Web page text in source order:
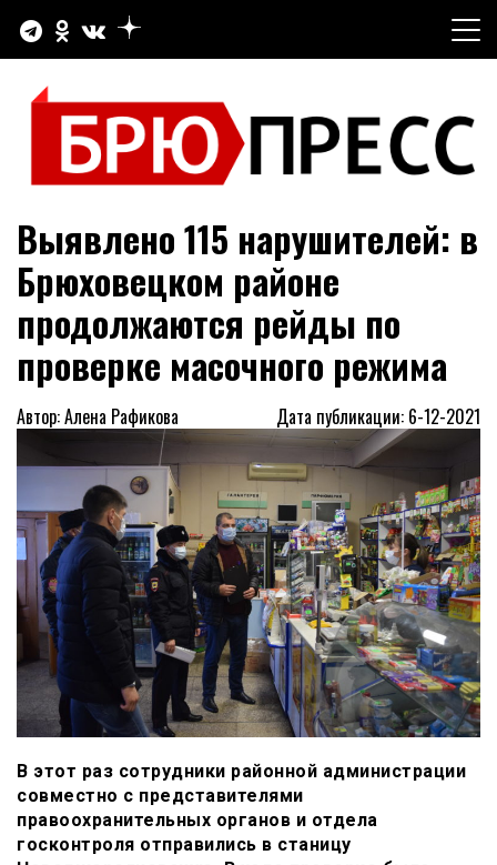
содержимому
БРЮПРЕСС
Официальный сайт газеты "Брюховецкие новости"
Выявлено 115 нарушителей: в
Брюховецком районе
продолжаются рейды по
проверке масочного режима
Автор: Алена Рафикова Дата публикации: 6-12-2021
В этот раз сотрудники районной администрации
совместно с представителями
правоохранительных органов и отдела
госконтроля отправились в станицу